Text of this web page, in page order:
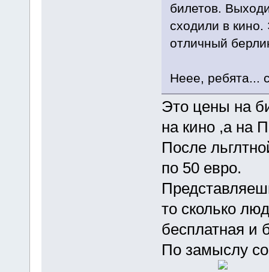
билетов.
сходили в
отличный
Неее, ребята...
Это цены на
на кино ,а на
После
по 50 евро.
то сколько
бесплатная и
По замыслу